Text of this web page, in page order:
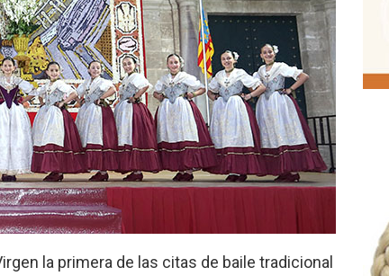
la primera de las citas de baile tradicional